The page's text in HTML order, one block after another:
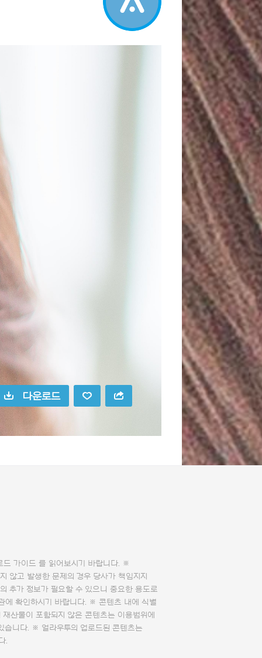
다운로드
드 가이드 를 읽어보시기 바랍니다. ※
않고 발생한 문제의 경우 당사가 책임지지
추가 정보가 필요할 수 있으니 중요한 용도로
에 확인하시기 바랍니다. ※ 콘텐츠 내에 식별
산물이 포함되지 않은 콘텐츠는 이용범위에
습니다. ※ 얼라우투의 업로드된 콘텐츠는
.